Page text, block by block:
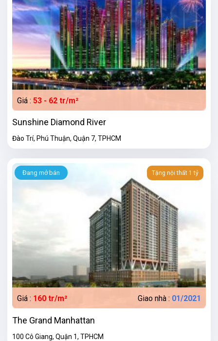
Giá : 53 - 62 tr/m²
Sunshine Diamond River
Đào Trí, Phú Thuận, Quận 7, TPHCM
Tặng nội thất 1 tỷ
Đang mở bán
Giá : 160 tr/m² Giao nhà : 01/2021
The Grand Manhattan
100 Cô Giang, Quận 1, TPHCM